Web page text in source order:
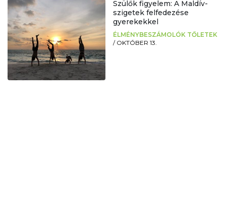
Szülők figyelem: A Maldív-
szigetek felfedezése
gyerekekkel
ÉLMÉNYBESZÁMOLÓK TŐLETEK
/ OKTÓBER 13.